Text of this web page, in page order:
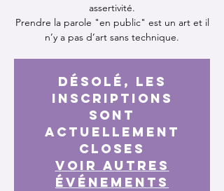
assertivité.
Prendre la parole "en public" est un art et il
n’y a pas d’art sans technique.
Désolé, les
inscriptions
sont
actuellement
closes
Voir autres
événements